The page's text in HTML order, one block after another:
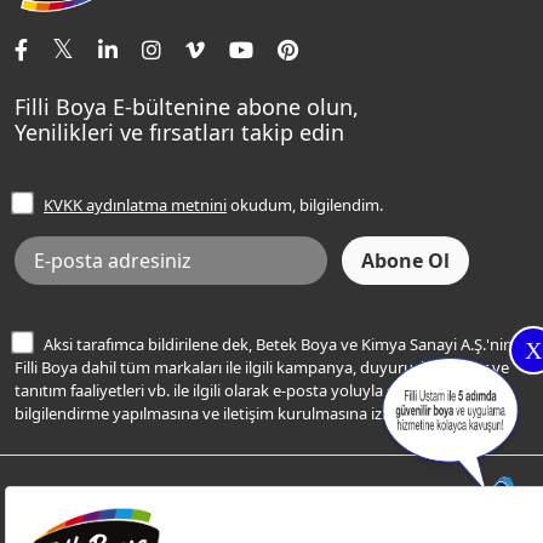
X
Tavan Boyaları
Ev Bakım ve Hobi Boyaları
Yatak Odası Renkleri
Sentomaxx Sentetik Boya
Sentomaxx İpeksi Mat
Momento Life
Şampanya Rengi
Açık Mavi Rengi
Frezya Rengi
İletişim Bilgilerimiz
Renk Danışma
Filli Ustam
Sıkça Sorulan Sorular
Ücretsiz Yalıtım Keşif Hizmeti
Bilgi Toplumu Hizmetleri
İnternet Sitesi Kullanım Koşulları
KVKK Talep Formu
KVKK Aydınlatma Metni
Filli Boya E-bültenine abone olun,
Yenilikleri ve fırsatları takip edin
KVKK aydınlatma metniniokudum, bilgilendim.
Aksi tarafımca bildirilene dek, Betek Boya ve Kimya Sanayi A.Ş.'nin
Filli Boya dahil tüm markaları ile ilgili kampanya, duyuru, hizmetler ve
tanıtım faaliyetleri vb. ile ilgili olarak e-posta yoluyla şahsıma
bilgilendirme yapılmasına ve iletişim kurulmasına izin veriyorum.